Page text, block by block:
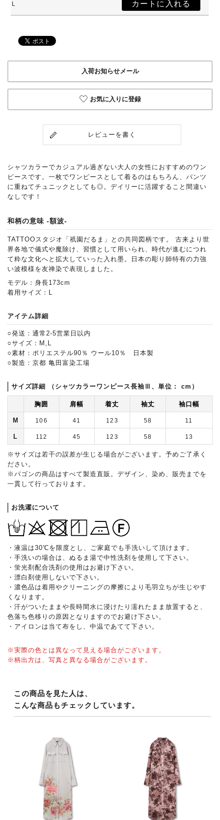
L
入荷お知らせメール
お気に入りに登録
レビューを書く
シャツカラーでカジュアル過ぎない大人の女性におすすめのワン
ピースです。一枚でワンピースとして着るのはもちろん、パンツ
に重ねてチュニックとしても◎。デイリーに活躍すること間違い
なしです！
和柄の意味 -額波-
TATTOOスタジオ「祇園だるま」との共同図柄です。 古来より世
界各地で儀式や魔除け、習慣として用いられ、時代が進むにつれ
て粋な文化へと拡大していった入れ墨。日本の彫り師特有の力強
い波模様を友禅染で表現しました。
モデル：身長173cm
着用サイズ：L
アイテム詳細
○発送：通常2-5営業日以内
○サイズ：M,L
○素材：ポリエステル90％ ウール10％ 日本製
○製造：京都 亀田富染工場
サイズ詳細 （シャツカラーワンピース長袖Ⅲ、単位： cm）
胸囲 肩幅 着丈 袖丈 袖口幅
M 106 41 123 58 11
L 112 45 123 58 13
※サイズは若干の誤差が生じる場合がございます。予めご了承く
ださい。
※パゴンの商品はすべて製造直販。デザイン、染め、販売までを
一貫して行っております。
お洗濯について
・液温は30℃を限度とし、ご家庭でも手洗いして頂けます。
・手洗いの場合は、ぬるま湯で中性洗剤を使用して下さい。
・蛍光剤配合洗剤の使用はお避け下さい。
・漂白剤使用しないで下さい。
・濃色品は着用やクリーニングの摩擦により毛羽立ちが生じやす
くなります。
・汗がついたままや長時間水に浸けたり濡れたまま放置すると、
色落ち色移りの原因となりますのでお避け下さい。
・アイロンは当て布をし、中温であてて下さい。
※実際の色とは異なって見える場合がございます。
※柄出方は、写真と異なる場合がございます。
この商品を見た人は、
こんな商品もチェックしています。